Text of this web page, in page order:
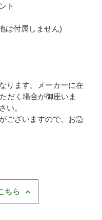
ト
は付属しません)
ります。メーカーに在
だく場合が御座いま
い。
ございますので、お急
ちら